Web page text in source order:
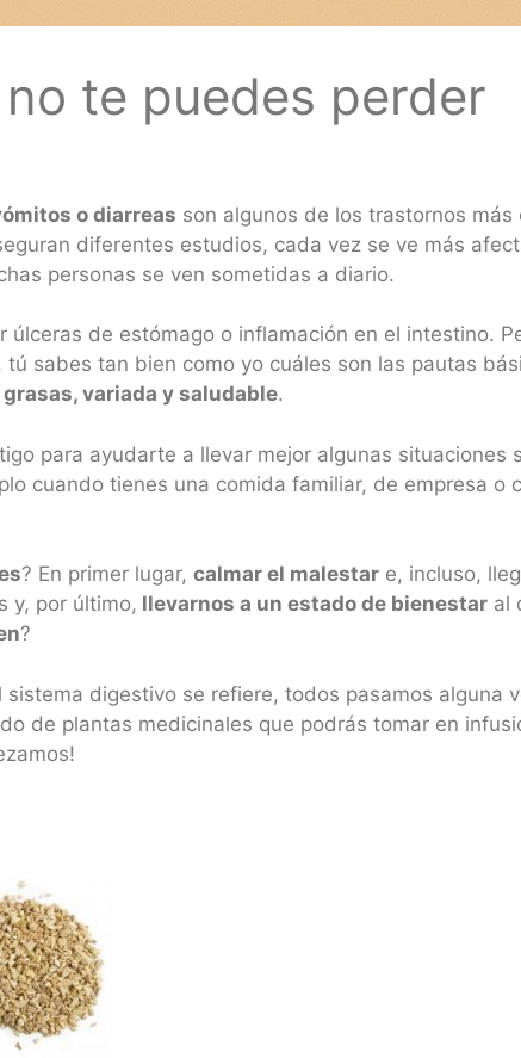
te puedes perder
o diarreas son algunos de los trastornos más
diferentes estudios, cada vez se ve más
personas se ven sometidas a diario.
de estómago o inflamación en el intestino.
tú sabes tan bien como yo cuáles son las pautas
variada y saludable.
para ayudarte a llevar mejor algunas situaciones
cuando tienes una comida familiar, de empresa o
? En primer lugar, calmar el malestar e, incluso,
y, por último, llevarnos a un estado de bienestar al
?
digestivo se refiere, todos pasamos alguna
de plantas medicinales que podrás tomar en